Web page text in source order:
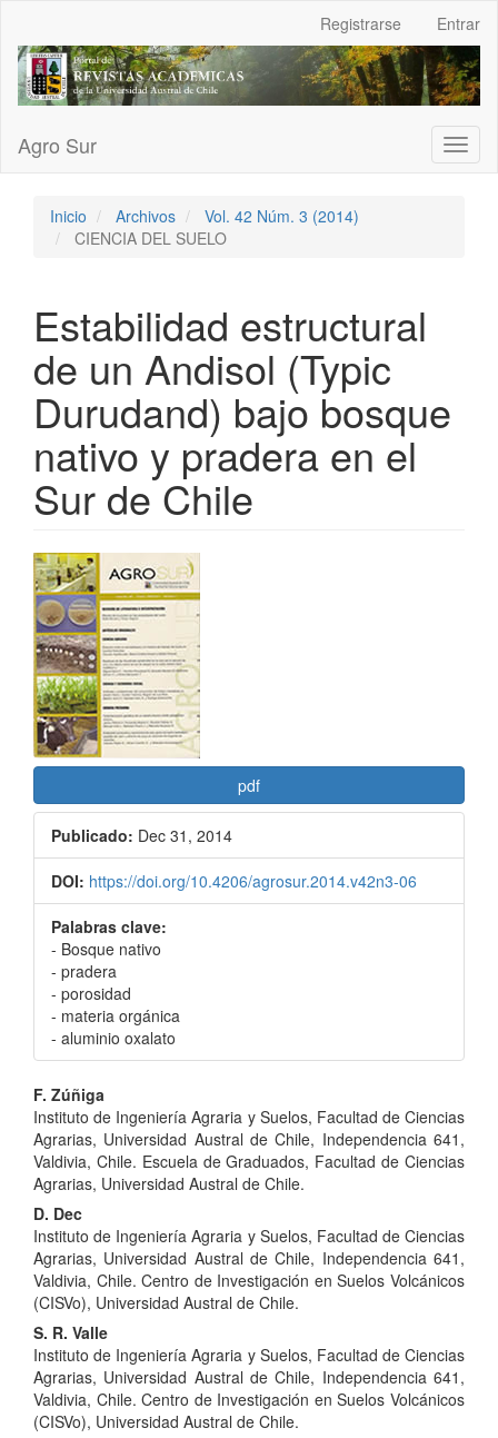
Contenido
principal
Barra
Registrarse Entrar
Agro Sur
Inicio Archivos
Vol. 42 Núm. 3 (2014)
CIENCIA DEL SUELO
Estabilidad estructural
de un Andisol (Typic
Durudand) bajo bosque
nativo y pradera en el
Sur de Chile
Barra
lateral
del
artículo
pdf
Publicado: Dec 31, 2014
DOI: https://doi.org/10.4206/agrosur.2014.v42n3-06
Palabras clave:
- Bosque nativo
- pradera
- porosidad
- materia orgánica
- aluminio oxalato
Contenido
principal
del
artículo
F. Zúñiga
Instituto de Ingeniería Agraria y Suelos, Facultad de Ciencias
Agrarias, Universidad Austral de Chile, Independencia 641,
Valdivia, Chile. Escuela de Graduados, Facultad de Ciencias
Agrarias, Universidad Austral de Chile.
D. Dec
Instituto de Ingeniería Agraria y Suelos, Facultad de Ciencias
Agrarias, Universidad Austral de Chile, Independencia 641,
Valdivia, Chile. Centro de Investigación en Suelos Volcánicos
(CISVo), Universidad Austral de Chile.
S. R. Valle
Instituto de Ingeniería Agraria y Suelos, Facultad de Ciencias
Agrarias, Universidad Austral de Chile, Independencia 641,
Valdivia, Chile. Centro de Investigación en Suelos Volcánicos
(CISVo), Universidad Austral de Chile.